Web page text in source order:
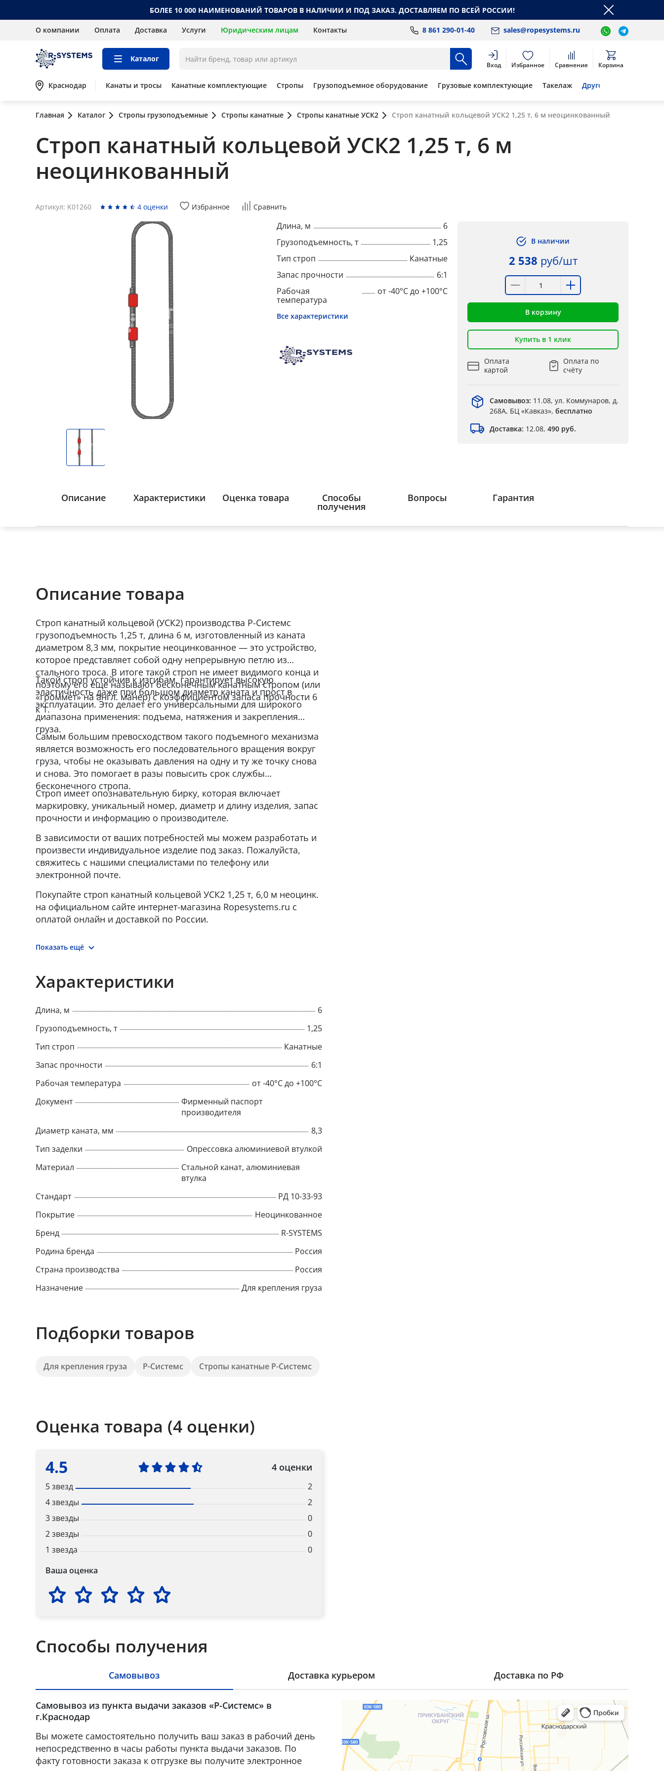
БОЛЕЕ 10 000 НАИМЕНОВАНИЙ ТОВАРОВ В НАЛИЧИИ И ПОД ЗАКАЗ. ДОСТАВЛЯЕМ ПО ВСЕЙ РОССИИ!
О компании Оплата Доставка Услуги Юридическим лицам Контакты 8 861 290-01-40 sales@ropesystems.ru
Каталог
Вход Избранное Сравнение Корзина
Краснодар Канаты и тросы Канатные комплектующие Стропы Грузоподъемное оборудование Грузовые комплектующие Такелаж Другое
Главная Каталог Стропы грузоподъемные Стропы канатные Стропы канатные УСК2 Строп канатный кольцевой УСК2 1,25 т, 6 м неоцинкованный
Строп канатный кольцевой УСК2 1,25 т, 6 м
неоцинкованный
Артикул: K01260 4 оценки Избранное Сравнить
Длина, м
6
Грузоподъемность, т
1,25
Тип строп
Канатные
Запас прочности
6:1
Рабочая
температура
от -40°C до +100°C
Все характеристики
В наличии
2 538 руб/шт
В корзину
Купить в 1 клик
Оплата
картой
Оплата по
счёту
Самовывоз: 11.08, ул. Коммунаров, д.
268А, БЦ «Кавказ», бесплатно
Доставка: 12.08, 490 руб.
Описание Характеристики Оценка товара Способы
получения
Вопросы Гарантия
Описание товара
Строп канатный кольцевой (УСК2) производства Р-Системс
грузоподъемность 1,25 т, длина 6 м, изготовленный из каната
диаметром 8,3 мм, покрытие неоцинкованное — это устройство,
которое представляет собой одну непрерывную петлю из
стального троса. В итоге такой строп не имеет видимого конца и
поэтому его еще называют бесконечным канатным стропом (или
«громмет» на англ. манер) с коэффициентом запаса прочности 6
к 1.
Такой строп устойчив к изгибам, гарантирует высокую
эластичность даже при большом диаметр каната и прост в
эксплуатации. Это делает его универсальными для широкого
диапазона применения: подъема, натяжения и закрепления
груза.
Самым большим превосходством такого подъемного механизма
является возможность его последовательного вращения вокруг
груза, чтобы не оказывать давления на одну и ту же точку снова
и снова. Это помогает в разы повысить срок службы
бесконечного стропа.
Строп имеет опознавательную бирку, которая включает
маркировку, уникальный номер, диаметр и длину изделия, запас
прочности и информацию о производителе.
В зависимости от ваших потребностей мы можем разработать и
произвести индивидуальное изделие под заказ. Пожалуйста,
свяжитесь с нашими специалистами по телефону или
электронной почте.
Покупайте строп канатный кольцевой УСК2 1,25 т, 6,0 м неоцинк.
на официальном сайте интернет-магазина Ropesystems.ru с
оплатой онлайн и доставкой по России.
Показать ещё
Характеристики
Длина, м
6
Грузоподъемность, т
1,25
Тип строп
Канатные
Запас прочности
6:1
Рабочая температура
от -40°C до +100°C
Документ
Фирменный паспорт
производителя
Диаметр каната, мм
8,3
Тип заделки
Опрессовка алюминиевой втулкой
Материал
Стальной канат, алюминиевая
втулка
Стандарт
РД 10-33-93
Покрытие
Неоцинкованное
Бренд
R-SYSTEMS
Родина бренда
Россия
Страна производства
Россия
Назначение
Для крепления груза
Подборки товаров
Для крепления груза Р-Системс Стропы канатные Р-Системс
Оценка товара (4 оценки)
4.5 4 оценки
5 звезд
2
4 звезды
2
3 звезды
0
2 звезды
0
1 звезда
0
Ваша оценка
Способы получения
Самовывоз Доставка курьером Доставка по РФ
Самовывоз из пункта выдачи заказов «Р-Системс» в
г.Краснодар
Вы можете самостоятельно получить ваш заказ в рабочий день
непосредственно в часы работы пункта выдачи заказов. По
факту готовности заказа к отгрузке вы получите электронное
Popup
Title